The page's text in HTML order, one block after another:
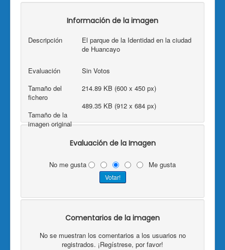
Información de la imagen
Descripción
El parque de la Identidad en la ciudad
de Huancayo
Evaluación
Sin Votos
Tamaño del
fichero
214.89 KB (600 x 450 px)
Tamaño de la
imagen original
489.35 KB (912 x 684 px)
Evaluación de la Imagen
No me gusta Me gusta
Comentarios de la imagen
No se muestran los comentarios a los usuarios no
registrados. ¡Regístrese, por favor!